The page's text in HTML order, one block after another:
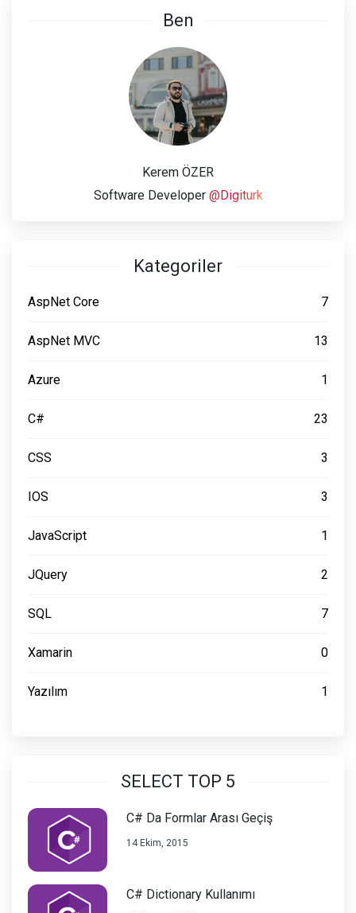
Ben
Kerem ÖZER
Software Developer @Digiturk
Kategoriler
AspNet Core 7
AspNet MVC 13
Azure 1
C# 23
CSS 3
IOS 3
JavaScript 1
JQuery 2
SQL 7
Xamarin 0
Yazılım 1
SELECT TOP 5
C# Da Formlar Arası Geçiş
14 Ekim, 2015
C# Dictionary Kullanımı